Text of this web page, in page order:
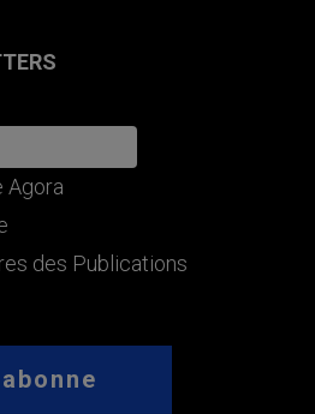
Agora
des Publications